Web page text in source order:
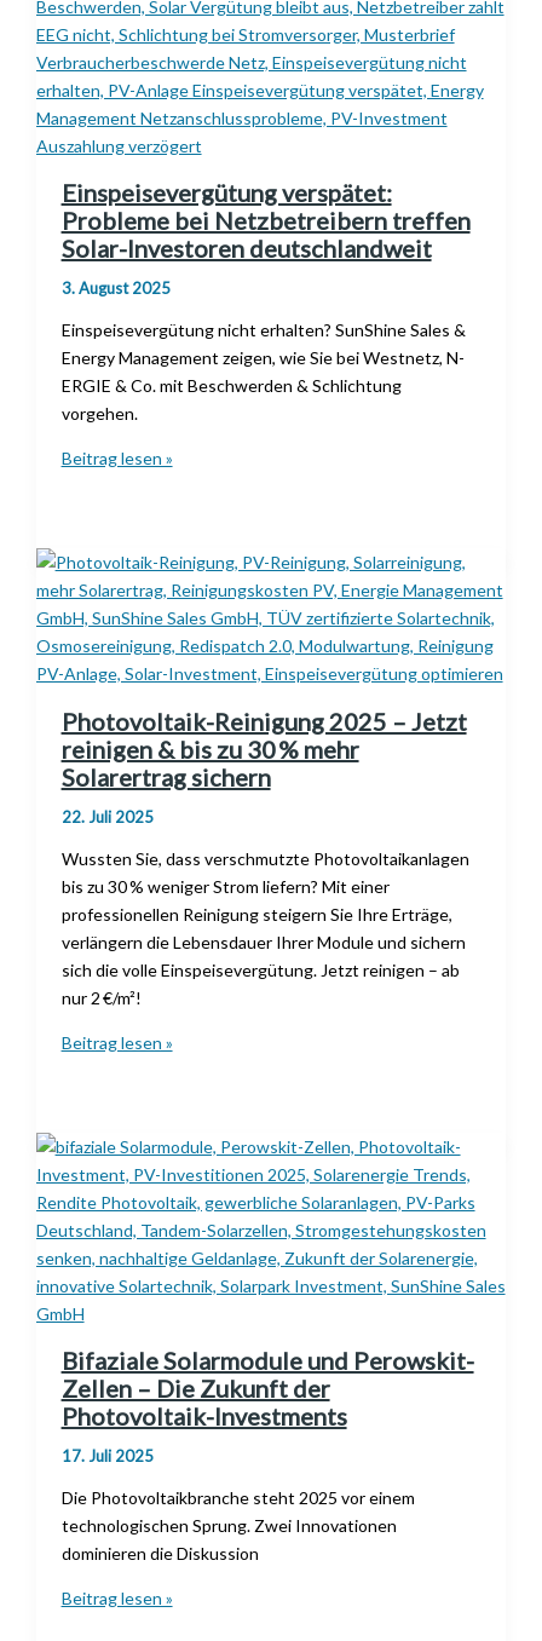
Einstieg
mit
SunShine
besonders?
Einspeisevergütung verspätet:
Probleme bei Netzbetreibern treffen
Solar-Investoren deutschlandweit
3. August 2025
Einspeisevergütung nicht erhalten? SunShine Sales &
Energy Management zeigen, wie Sie bei Westnetz, N-
ERGIE & Co. mit Beschwerden & Schlichtung
vorgehen.
Einspeisevergütung
Netzbetreibern
treffen
Solar-
Investoren
deutschlandweit
Beitrag lesen »
Photovoltaik-Reinigung 2025 – Jetzt
reinigen & bis zu 30 % mehr
Solarertrag sichern
22. Juli 2025
Wussten Sie, dass verschmutzte Photovoltaikanlagen
bis zu 30 % weniger Strom liefern? Mit einer
professionellen Reinigung steigern Sie Ihre Erträge,
verlängern die Lebensdauer Ihrer Module und sichern
sich die volle Einspeisevergütung. Jetzt reinigen – ab
nur 2 €/m²!
Photovoltaik-
Jetzt
reinigen
&
bis
zu
30 %
mehr
Solarertrag
sichern
Beitrag lesen »
Bifaziale Solarmodule und Perowskit-
Zellen – Die Zukunft der
Photovoltaik-Investments
17. Juli 2025
Die Photovoltaikbranche steht 2025 vor einem
technologischen Sprung. Zwei Innovationen
dominieren die Diskussion
Bifaziale
Beitrag lesen »